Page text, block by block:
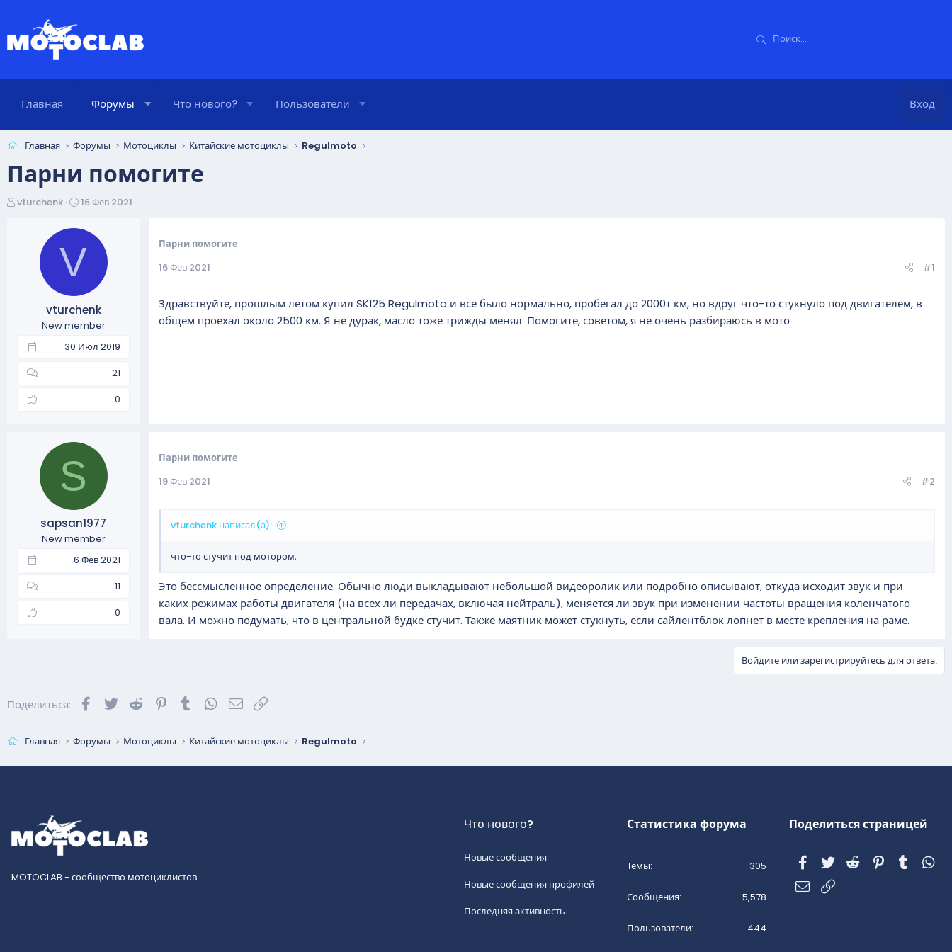
Главная Форумы Что нового? Пользователи Вход
Главная Форумы Мотоциклы Китайские мотоциклы Regulmoto
Парни помогите
А
vturchenk
Д
т
н
л
а
16 Фев 2021
V
vturchenk
New member
30 Июл 2019
21
0
Парни помогите
16 Фев 2021
#1
Здравствуйте, прошлым летом купил SK125 Regulmoto и все было нормально, пробегал до 2000т км, но вдруг что-то стукнуло под двигателем, в
общем проехал около 2500 км. Я не дурак, масло тоже трижды менял. Помогите, советом, я не очень разбираюсь в мото
S
sapsan1977
New member
6 Фев 2021
11
0
Парни помогите
19 Фев 2021
#2
vturchenk написал(а):
что-то стучит под мотором,
Это бессмысленное определение. Обычно люди выкладывают небольшой видеоролик или подробно описывают, откуда исходит звук и при
каких режимах работы двигателя (на всех ли передачах, включая нейтраль), меняется ли звук при изменении частоты вращения коленчатого
вала. И можно подумать, что в центральной будке стучит. Также маятник может стукнуть, если сайлентблок лопнет в месте крепления на раме.
Войдите или зарегистрируйтесь для ответа.
Поделиться: FacebookTwitterReddit PinterestTumblrWhatsAppЭлектронная почта
Главная Форумы Мотоциклы Китайские мотоциклы Regulmoto
MOTOCLAB - сообщество мотоциклистов
Что нового?
Новые сообщения
Новые сообщения профилей
Последняя активность
Статистика форума
Темы 305
Сообщения 5,578
Пользователи 444
Поделиться страницей
FacebookTwitterReddit Pinterest
Tumblr
Электронная почта